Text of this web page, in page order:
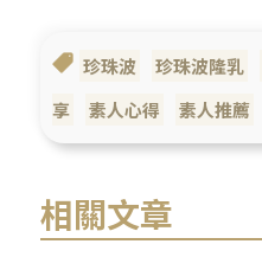
珍珠波 珍珠波隆乳
享
素人心得 素人推薦
相關文章